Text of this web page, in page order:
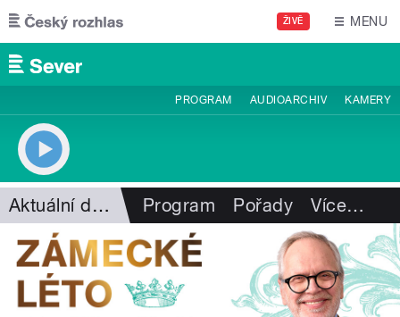
Přejít k hlavnímu obsahu
ŽIVĚ MENU
PROGRAM AUDIOARCHIV KAMERY
Aktuální dění Program Pořady Více…